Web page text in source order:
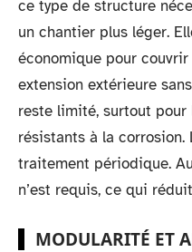
ce type de structure
un chantier plus léger.
économique pour
extension extérieure
reste limité, surtout pour
résistants à la corrosion.
traitement périodique.
n’est requis, ce qui
MODULARITÉ ET